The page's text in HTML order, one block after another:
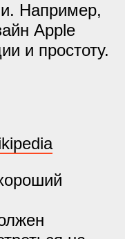
Например,
Apple
и простоту.